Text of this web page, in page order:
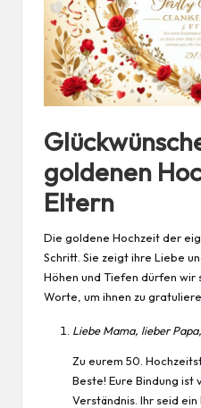
goldenen
Eltern
Die goldene Hochzeit der
Schritt. Sie zeigt ihre Liebe
Höhen und Tiefen dürfen wir
Worte, um ihnen zu
Liebe Mama, lieber Papa,
Zu eurem 50.
Beste! Eure Bindung
Verständnis. Ihr seid